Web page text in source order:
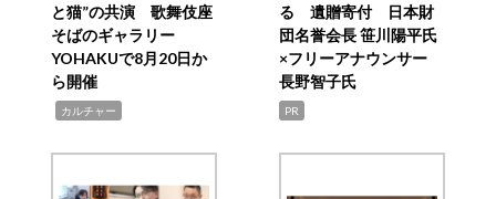
と猫”の共演 歌舞伎座
そばのギャラリー
YOHAKUで8月20日か
ら開催
カルチャー
る 遺贈寄付 日本財
団名誉会長 笹川陽平氏
×フリーアナウンサー
長野智子氏
PR